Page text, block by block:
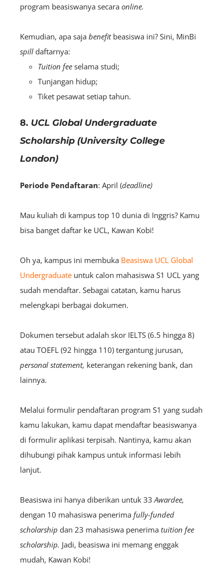
program beasiswanya secara online.
Kemudian, apa saja benefit beasiswa ini? Sini, MinBi
spill daftarnya:
Tuition fee selama studi;
Tunjangan hidup;
Tiket pesawat setiap tahun.
8. UCL Global Undergraduate
Scholarship (University College
London)
Periode Pendaftaran: April (deadline)
Mau kuliah di kampus top 10 dunia di Inggris? Kamu
bisa banget daftar ke UCL, Kawan Kobi!
Oh ya, kampus ini membuka Beasiswa UCL Global
Undergraduate untuk calon mahasiswa S1 UCL yang
sudah mendaftar. Sebagai catatan, kamu harus
melengkapi berbagai dokumen.
Dokumen tersebut adalah skor IELTS (6.5 hingga 8)
atau TOEFL (92 hingga 110) tergantung jurusan,
personal statement, keterangan rekening bank, dan
lainnya.
Melalui formulir pendaftaran program S1 yang sudah
kamu lakukan, kamu dapat mendaftar beasiswanya
di formulir aplikasi terpisah. Nantinya, kamu akan
dihubungi pihak kampus untuk informasi lebih
lanjut.
Beasiswa ini hanya diberikan untuk 33Awardee,
dengan 10 mahasiswa penerima fully-funded
scholarship dan 23 mahasiswa penerima tuition fee
scholarship. Jadi, beasiswa ini memang enggak
mudah, Kawan Kobi!